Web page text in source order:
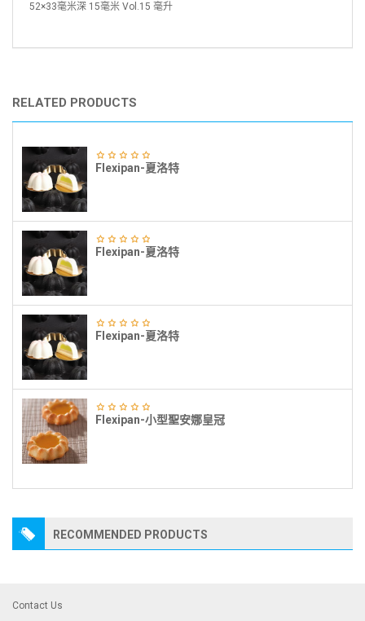
52×33毫米深 15毫米 Vol.15 毫升
RELATED PRODUCTS
Flexipan-夏洛特
Flexipan-夏洛特
Flexipan-夏洛特
Flexipan-小型聖安娜皇冠
RECOMMENDED PRODUCTS
Contact Us